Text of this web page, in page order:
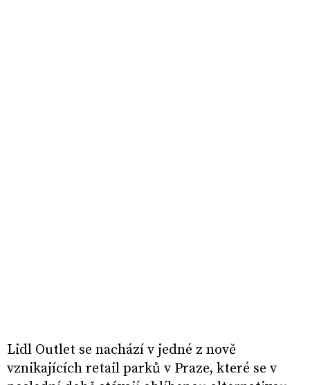
Lidl Outlet se nachází v jedné z nově
vznikajících retail parků v Praze, které se v